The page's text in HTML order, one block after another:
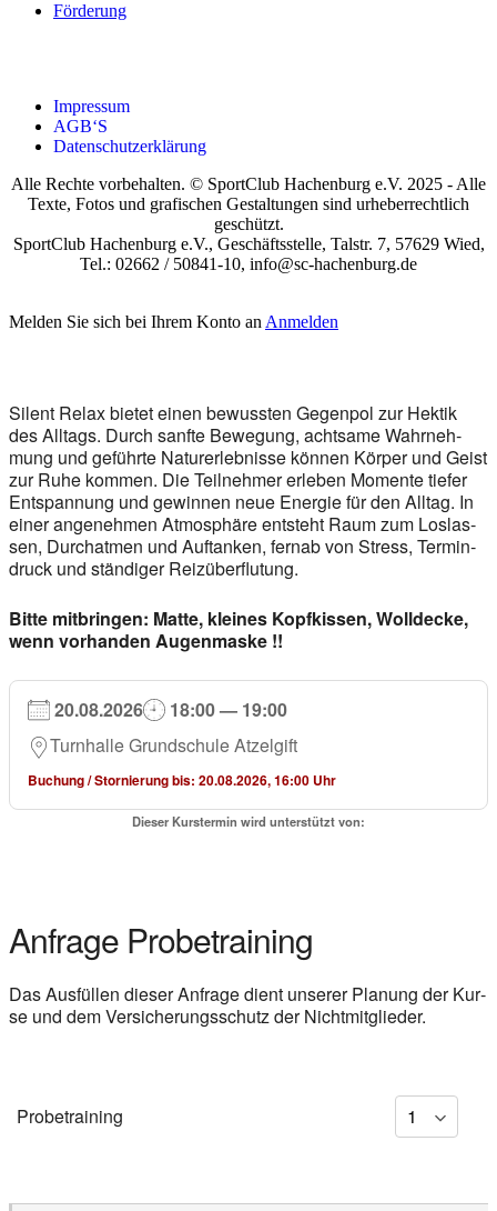
För­de­rung
Impres­sum
AGB‘S
Daten­schutz­er­klä­rung
Alle Rechte vorbehalten. © SportClub Hachenburg e.V. 2025 - Alle
Texte, Fotos und grafischen Gestaltungen sind urheberrechtlich
geschützt.
SportClub Hachenburg e.V., Geschäftsstelle, Talstr. 7, 57629 Wied,
Tel.: 02662 / 50841-10, info@sc-hachenburg.de
Melden Sie sich bei Ihrem Konto an Anmelden
Silent Relax bie­tet einen bewuss­ten Gegen­pol zur Hek­tik
des All­tags. Durch sanf­te Bewe­gung, acht­sa­me Wahr­neh­
mung und geführ­te Natur­er­leb­nis­se kön­nen Kör­per und Geist
zur Ruhe kom­men. Die Teil­neh­mer erle­ben Momen­te tie­fer
Ent­span­nung und gewin­nen neue Ener­gie für den All­tag. In
einer ange­neh­men Atmo­sphä­re ent­steht Raum zum Los­las­
sen, Durch­at­men und Auf­tan­ken, fern­ab von Stress, Ter­min­
druck und stän­di­ger Reiz­über­flu­tung.
Bit­te mit­brin­gen: Mat­te, klei­nes Kopf­kis­sen, Woll­de­cke,
wenn vor­han­den Augen­mas­ke !!
20.08.2026
18:00 — 19:00
Turn­hal­le Grund­schu­le Atzel­gift
Buchung / Stor­nie­rung bis: 20.08.2026, 16:00 Uhr
Die­ser Kurs­ter­min wird unter­stützt von:
Anfra­ge Pro­be­trai­ning
Das Aus­fül­len die­ser Anfra­ge dient unse­rer Pla­nung der Kur­
se und dem Ver­si­che­rungs­schutz der Nicht­mit­glie­der.
Pro­be­trai­ning